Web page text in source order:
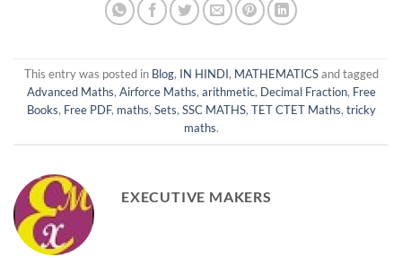
This entry was posted in Blog, IN HINDI, MATHEMATICSand tagged
Advanced Maths, Airforce Maths, arithmetic, Decimal Fraction, Free
Books, Free PDF, maths, Sets, SSC MATHS, TET CTET Maths, tricky
maths.
EXECUTIVE MAKERS